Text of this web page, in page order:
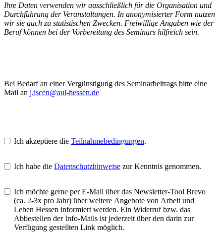
Ihre Daten verwenden wir ausschließlich für die Organisation und
Durchführung der Veranstaltungen. In anonymisierter Form nutzen
wir sie auch zu statistischen Zwecken. Freiwillige Angaben wie der
Beruf können bei der Vorbereitung des Seminars hilfreich sein.
Bei Bedarf an einer Vergünstigung des Seminarbeitrags bitte eine
Mail an j.iscen@aul-hessen.de
Ich akzeptiere die Teilnahmebedingungen.
Ich habe die Datenschutzhinweise zur Kenntnis genommen.
Ich möchte gerne per E-Mail über das Newsletter-Tool Brevo
(ca. 2-3x pro Jahr) über weitere Angebote von Arbeit und
Leben Hessen informiert werden. Ein Widerruf bzw. das
Abbestellen der Info-Mails ist jederzeit über den darin zur
Verfügung gestellten Link möglich.